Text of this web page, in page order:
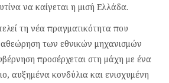
να καίγεται η μισή Ελλάδα.
τη νέα πραγματικότητα που
των εθνικών μηχανισμών
προσέρχεται στη μάχη με ένα
αυξημένα κονδύλια και ενισχυμένη